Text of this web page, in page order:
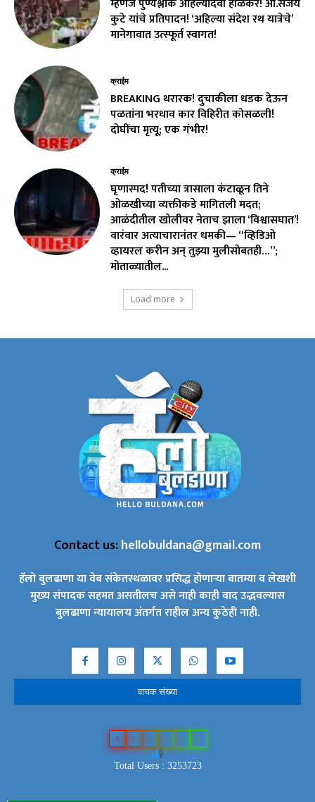
म्हणजे पुण्यश्लोक अहिल्यादेवी होळकर! आ.संजय
कुटे यांचे प्रतिपादन! ‘अहिल्या संदेश रथ यात्रेचे’
मानेगावात उत्स्फूर्त स्वागत!
क्राईम
BREAKING थरारक! दुचाकीला धडक देऊन
पळतांना भरधाव कार विहिरीत कोसळली!
दोघींचा मृत्यू; एक गंभीर!
क्राईम
घृणास्पद! पतीच्या त्रासाला कंटाळून तिने
ओळखीच्या व्यक्तीकडे मागितली मदत;
आळंदीतील खोलीवर नेताच झाला ‘विश्वासघात’!
वारंवार अत्याचारानंतर धमकी— “व्हिडिओ
व्हायरल करीन अन् तुझ्या मुलीसोबतही…”;
मोताळ्यातील...
Load more
Contact us:hellobuldana@gmail.com
हॅलो बुलढाणा या वेब संकेतस्थळावर प्रसिद्ध होणाऱ्या बातम्या व लेखशी
मुख्य संपादक सहमत असतीलच असे नाही काही वाद उद्भवल्यास
बुलढाणा न्यायालय अंतर्गत राहील अन्य कुठेही नाही.
वाचक संख्या
3 2 5 3 7 2
Total Users : 3253723